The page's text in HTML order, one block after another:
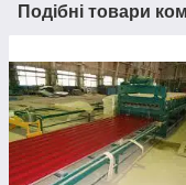
Подібні товари